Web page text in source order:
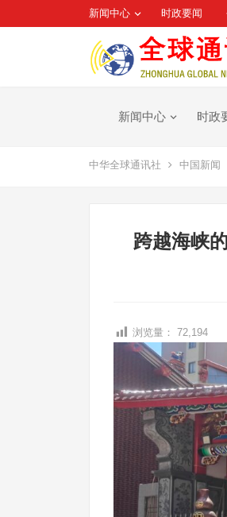
新闻中心 时政要闻
新闻中心 时政
中华全球通讯社 中国新闻
跨越海峡
浏览量： 72,194